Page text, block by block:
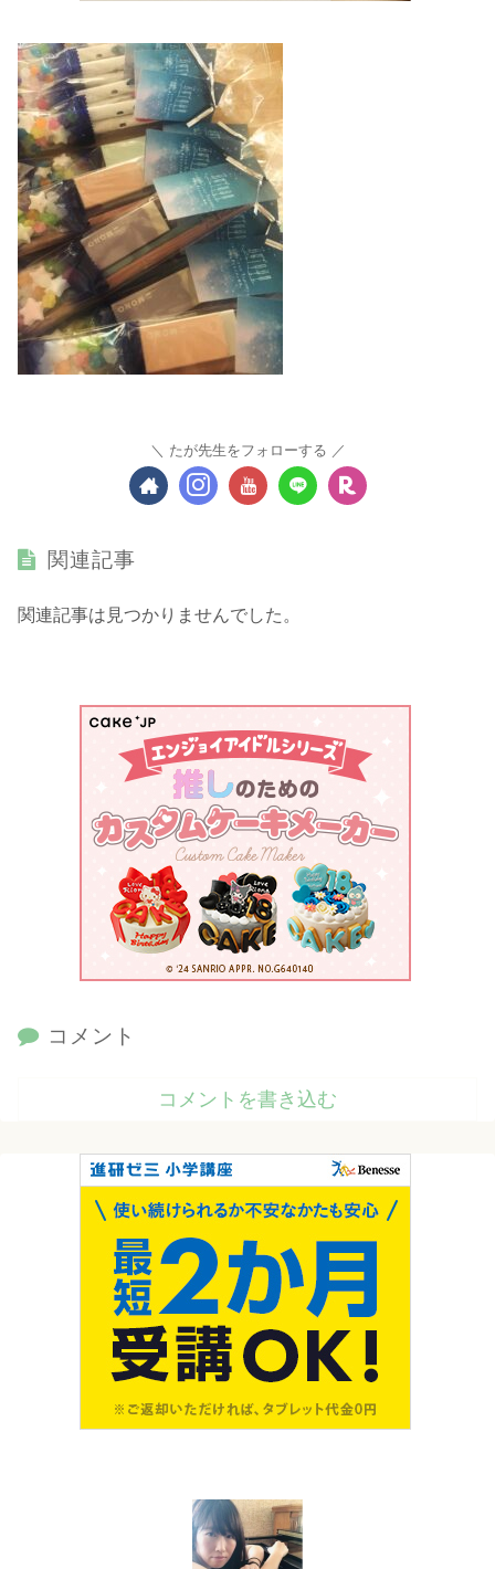
たが先生をフォローする
関連記事
関連記事は見つかりませんでした。
コメント
コメントを書き込む